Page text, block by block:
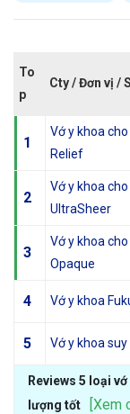
To
p
Cty / Đơn vị /
1
Vớ y khoa
Relief
2
Vớ y khoa
UltraSheer
3
Vớ y khoa
Opaque
4 Vớ y khoa
5 Vớ y khoa
Reviews 5 loại
lượng tốt
[Xem